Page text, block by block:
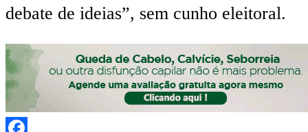
debate de ideias”, sem cunho eleitoral.